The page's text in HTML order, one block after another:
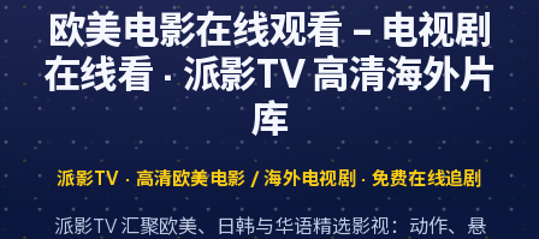
欧美电影在线观看 - 电视剧
在线看 · 派影TV 高清海外片
库
派影TV · 高清欧美电影 / 海外电视剧 · 免费在线追剧
派影TV 汇聚欧美、日韩与华语精选影视：动作、悬